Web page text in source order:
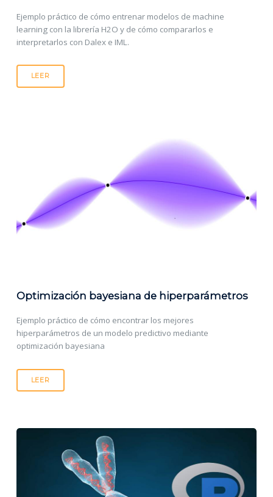
Ejemplo práctico de cómo entrenar modelos de machine
learning con la librería H2O y de cómo compararlos e
interpretarlos con Dalex e IML.
LEER
Optimización bayesiana de hiperparámetros
Ejemplo práctico de cómo encontrar los mejores
hiperparámetros de un modelo predictivo mediante
optimización bayesiana
LEER